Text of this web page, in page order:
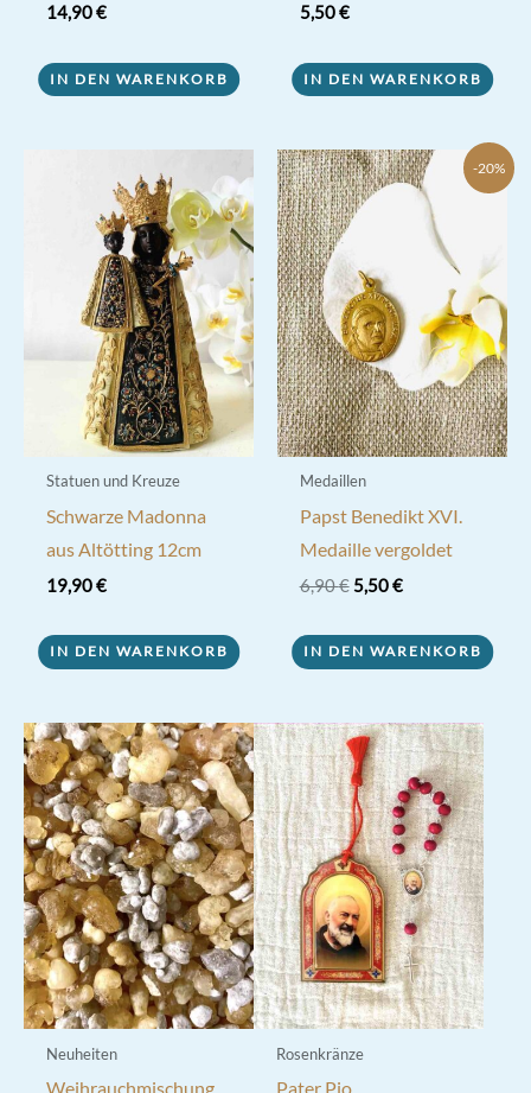
14,90€
IN DEN WARENKORB
5,50€
IN DEN WARENKORB
Statuen und Kreuze
Schwarze Madonna
aus Altötting 12cm
19,90€
IN DEN WARENKORB
-20%
Medaillen
Papst Benedikt XVI.
Medaille vergoldet
6,90€ Ursprünglicher
6,90 €
5,50€Aktueller
5,50 €.
IN DEN WARENKORB
Neuheiten
Weihrauchmischung
Rosenkränze
Pater Pio